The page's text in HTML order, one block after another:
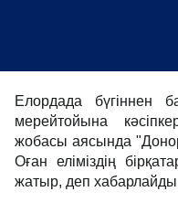
Елордада бүгіннен
мерейтойына
жобасы аясында
Оған еліміздің
жатыр, деп